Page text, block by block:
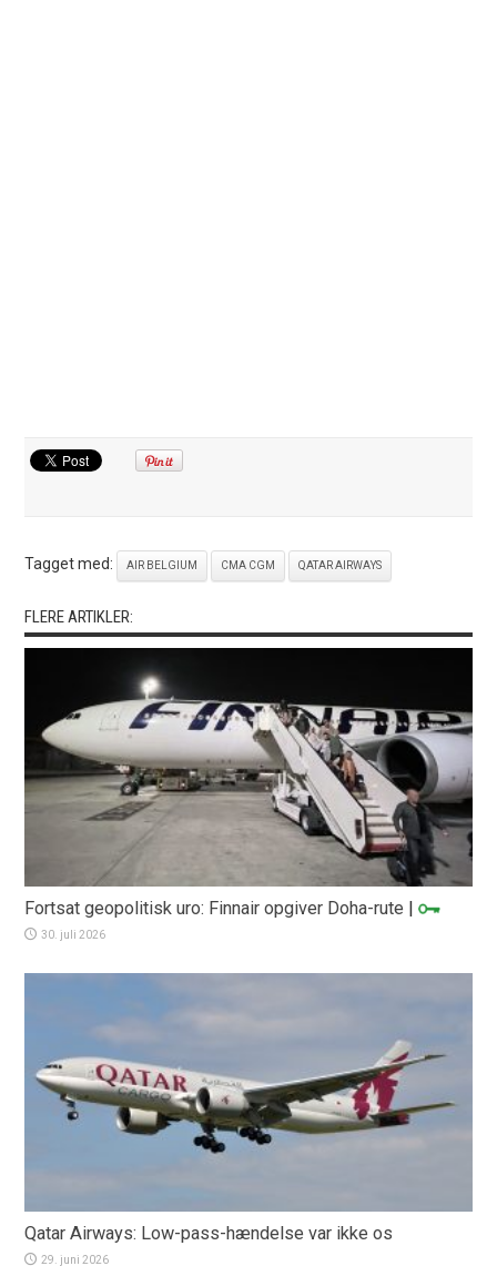
Tagget med: AIR BELGIUM CMA CGM QATAR AIRWAYS
FLERE ARTIKLER:
Fortsat geopolitisk uro: Finnair opgiver Doha-rute |
30. juli 2026
Qatar Airways: Low-pass-hændelse var ikke os
29. juni 2026